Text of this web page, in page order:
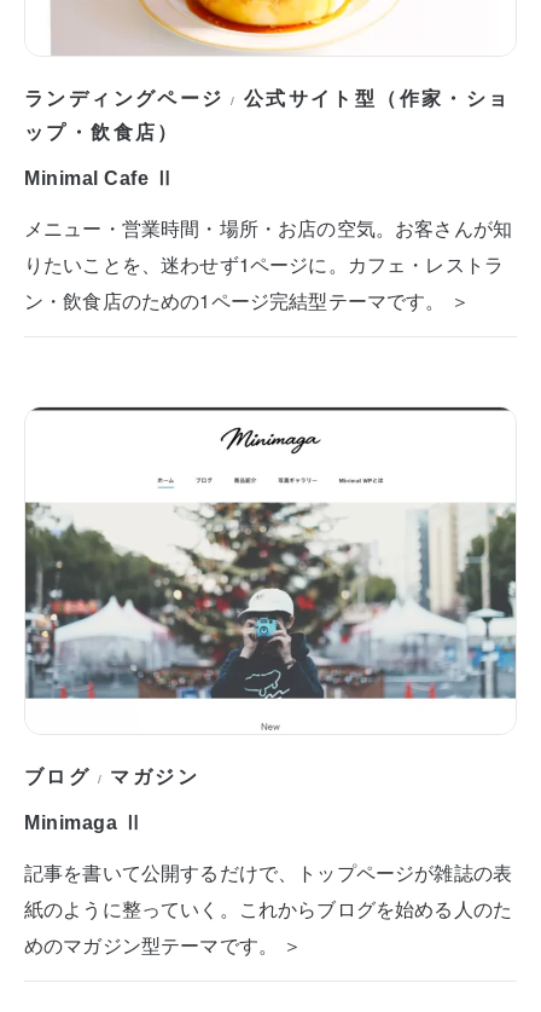
ランディングページ / 公式サイト型（作家・ショ
ップ・飲食店）
Minimal Cafe Ⅱ
メニュー・営業時間・場所・お店の空気。お客さんが知
りたいことを、迷わせず1ページに。カフェ・レストラ
ン・飲食店のための1ページ完結型テーマです。 ＞
ブログ / マガジン
Minimaga Ⅱ
記事を書いて公開するだけで、トップページが雑誌の表
紙のように整っていく。これからブログを始める人のた
めのマガジン型テーマです。 ＞